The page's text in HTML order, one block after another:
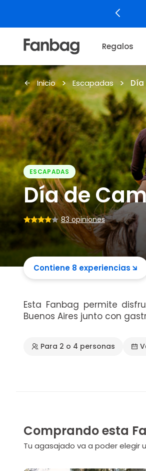
¡Encontrá el regalo del Día de la Niñez!
Regalos
Inicio Escapadas
ESCAPADAS
Día de
83 opiniones
Contiene 8 experiencias
Esta Fanbag permite
Buenos Aires junto con
Para 2 o 4 personas
Comprando esta
Tu agasajado va a poder elegir